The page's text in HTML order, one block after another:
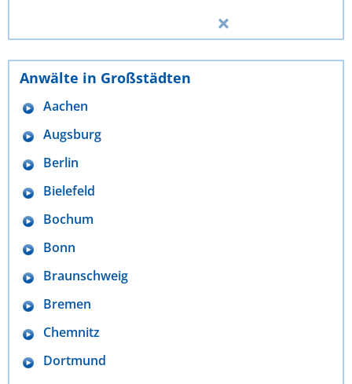
Anwälte in Großstädten
Aachen
Augsburg
Berlin
Bielefeld
Bochum
Bonn
Braunschweig
Bremen
Chemnitz
Dortmund